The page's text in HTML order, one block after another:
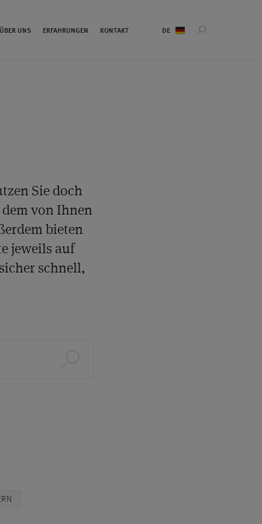
ÜBER UNS ERFAHRUNGEN KONTAKT
Sie doch
dem von Ihnen
bieten
jeweils auf
schnell,